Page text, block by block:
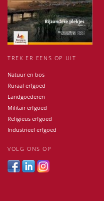
TREK ER EENS OP UIT
Natuur en bos
Ruraal erfgoed
Landgoederen
Militair erfgoed
Religieus erfgoed
Industrieel erfgoed
VOLG ONS OP